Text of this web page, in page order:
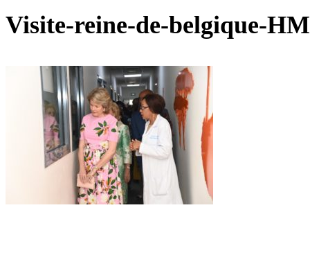
Visite-reine-de-belgique-